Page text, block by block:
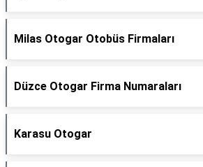
Milas Otogar Otobüs Firmaları
Düzce Otogar Firma Numaraları
Karasu Otogar